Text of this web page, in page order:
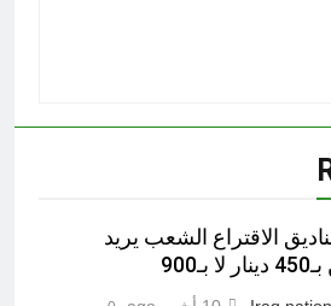
الاقتراع الشعب يريد
بـ900